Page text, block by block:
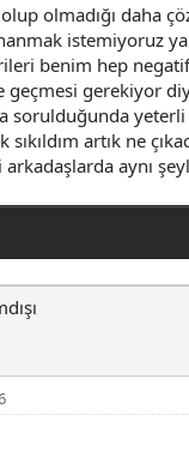
olmadığı daha
istemiyoruz
benim hep
geçmesi gerekiyor
sorulduğunda
artık ne
aynı